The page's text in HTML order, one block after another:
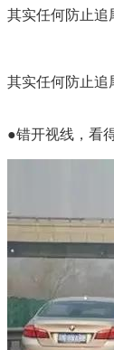
其实任何防止追
其实任何防止追
●错开视线，看